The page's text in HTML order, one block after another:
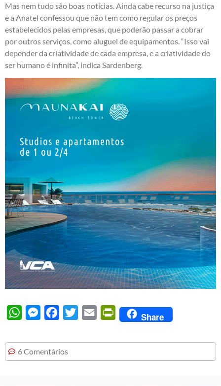
Mas nem tudo são boas notícias. Ainda cabe recurso na justiça
e a Anatel confessou que não tem como regular os preços
estabelecidos pelas empresas, que poderão passar a cobrar
por outros serviços, como aluguel de equipamentos. “Isso vai
depender da criatividade de cada empresa, e a criatividade do
ser humano é infinita”, indica Sardenberg.
WhatsAppMessengerFacebook
Twitter Email PrintFriendly
Share
6 Comentários